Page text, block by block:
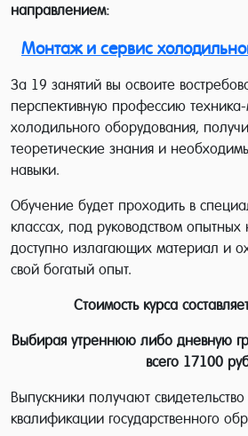
направлением:
Монтаж и сервис
За 19 занятий вы освоите
перспективную профессию
холодильного оборудования,
теоретические знания и
навыки.
Обучение будет проходить в
классах, под руководством опытных
доступно излагающих материал и
свой богатый опыт.
Стоимость курса
Выбирая утреннюю либо дневную
всего 17100
Выпускники получают
квалификации государственного